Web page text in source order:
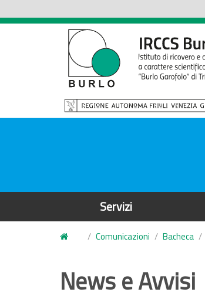
S
l
Servizi
Comunicazioni Bacheca
News e Avvisi